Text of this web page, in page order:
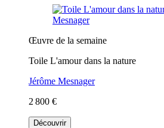
Œuvre de la semaine
Toile L'amour dans la nature
Jérôme Mesnager
2 800 €
Découvrir